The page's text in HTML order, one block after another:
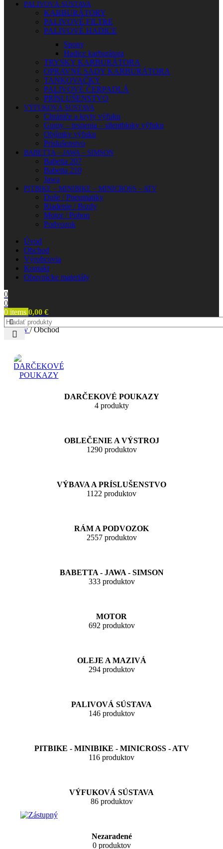
PALIVOVÁ SÚSTAVA
KARBURÁTORY
PALIVOVÉ FILTRE
PALIVOVÉ HADICE
Spony
Hadice karburátora
TRYSKY KARBURÁTORA
OPRAVNÉ SADY KARBURÁTORA
TANKOVAČKY
PALIVOVÉ ČERPADLÁ
PRÍSLUŠENSTVO
VÝFUKOVÁ SÚSTAVA
Chrániče a kryty výfuku
Gumy – tesnenia – silentbloky výfuku
Objímky výfuku
Príslušenstvo
BABETTA – JAWA – SIMSON
Babetta 207
Babetta 210
Jawa
PITBIKE – MINIBIKE – MINICROSS – ATV
Duše / Pneumatiky
Riadenie / Brzdy
Motor / Pohon
Podvozok
Úvod
Obchod
Výrobcovia
Kontakt
Obuvnícke materiály
0
0
0 items 0,00 €
Domov/ Obchod
DARČEKOVÉ POUKAZY
4 produkty
OBLEČENIE A VÝSTROJ
1290 produktov
VÝBAVA A PRÍSLUŠENSTVO
1122 produktov
RÁM A PODVOZOK
2557 produktov
BABETTA - JAWA - SIMSON
333 produktov
MOTOR
692 produktov
OLEJE A MAZIVÁ
294 produktov
PALIVOVÁ SÚSTAVA
146 produktov
PITBIKE - MINIBIKE - MINICROSS - ATV
116 produktov
VÝFUKOVÁ SÚSTAVA
86 produktov
Nezaradené
0 produktov